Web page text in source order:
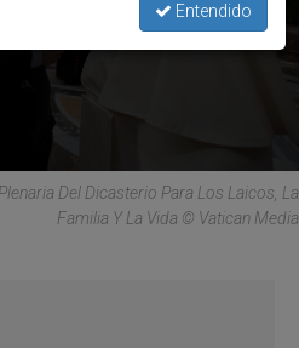
Del Dicasterio Para Los Laicos, La
Familia Y La Vida © Vatican Media
Entendido